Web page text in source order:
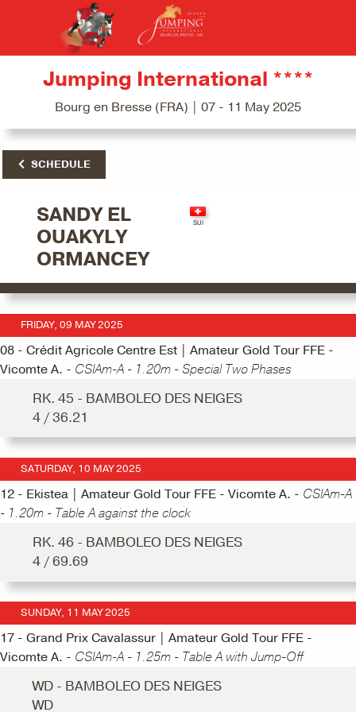
Jumping International ****
Bourg en Bresse (FRA) | 07 - 11 May 2025
SCHEDULE
SANDY EL
OUAKYLY
ORMANCEY
FRIDAY, 09 MAY 2025
08 - Crédit Agricole Centre Est | Amateur Gold Tour FFE -
Vicomte A. - CSIAm-A - 1.20m - Special Two Phases
RK. 45 - BAMBOLEO DES NEIGES
4 / 36.21
SATURDAY, 10 MAY 2025
12 - Ekistea | Amateur Gold Tour FFE - Vicomte A. - CSIAm-A
- 1.20m - Table A against the clock
RK. 46 - BAMBOLEO DES NEIGES
4 / 69.69
SUNDAY, 11 MAY 2025
17 - Grand Prix Cavalassur | Amateur Gold Tour FFE -
Vicomte A. - CSIAm-A - 1.25m - Table A with Jump-Off
WD - BAMBOLEO DES NEIGES
WD